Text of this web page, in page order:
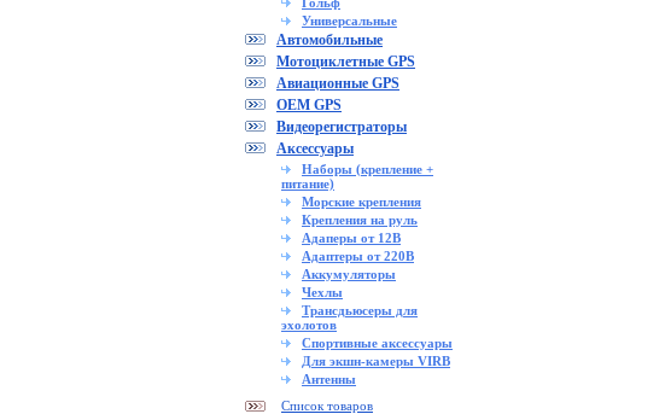
Универсальные
Автомобильные
Мотоциклетные GPS
Авиационные GPS
OEM GPS
Видеорегистраторы
Аксессуары
Наборы (крепление +
питание)
Морские крепления
Крепления на руль
Адаперы от 12В
Адаптеры от 220В
Аккумуляторы
Чехлы
Трансдьюсеры для
эхолотов
Спортивные аксессуары
Для экшн-камеры VIRB
Антенны
Список товаров